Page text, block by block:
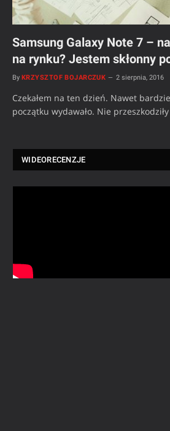
Samsung Galaxy Note 7 –
na rynku? Jestem skłonny
By KRZYSZTOF BOJARCZUK 2 sierpnia, 2016
Czekałem na ten dzień. Nawet
początku wydawało. Nie
WIDEORECENZJE